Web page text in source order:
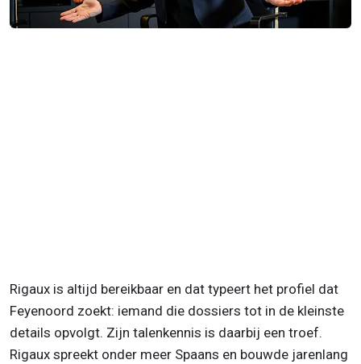
Rigaux is altijd bereikbaar en dat typeert het profiel dat
Feyenoord zoekt: iemand die dossiers tot in de kleinste
details opvolgt. Zijn talenkennis is daarbij een troef.
Rigaux spreekt onder meer Spaans en bouwde jarenlang